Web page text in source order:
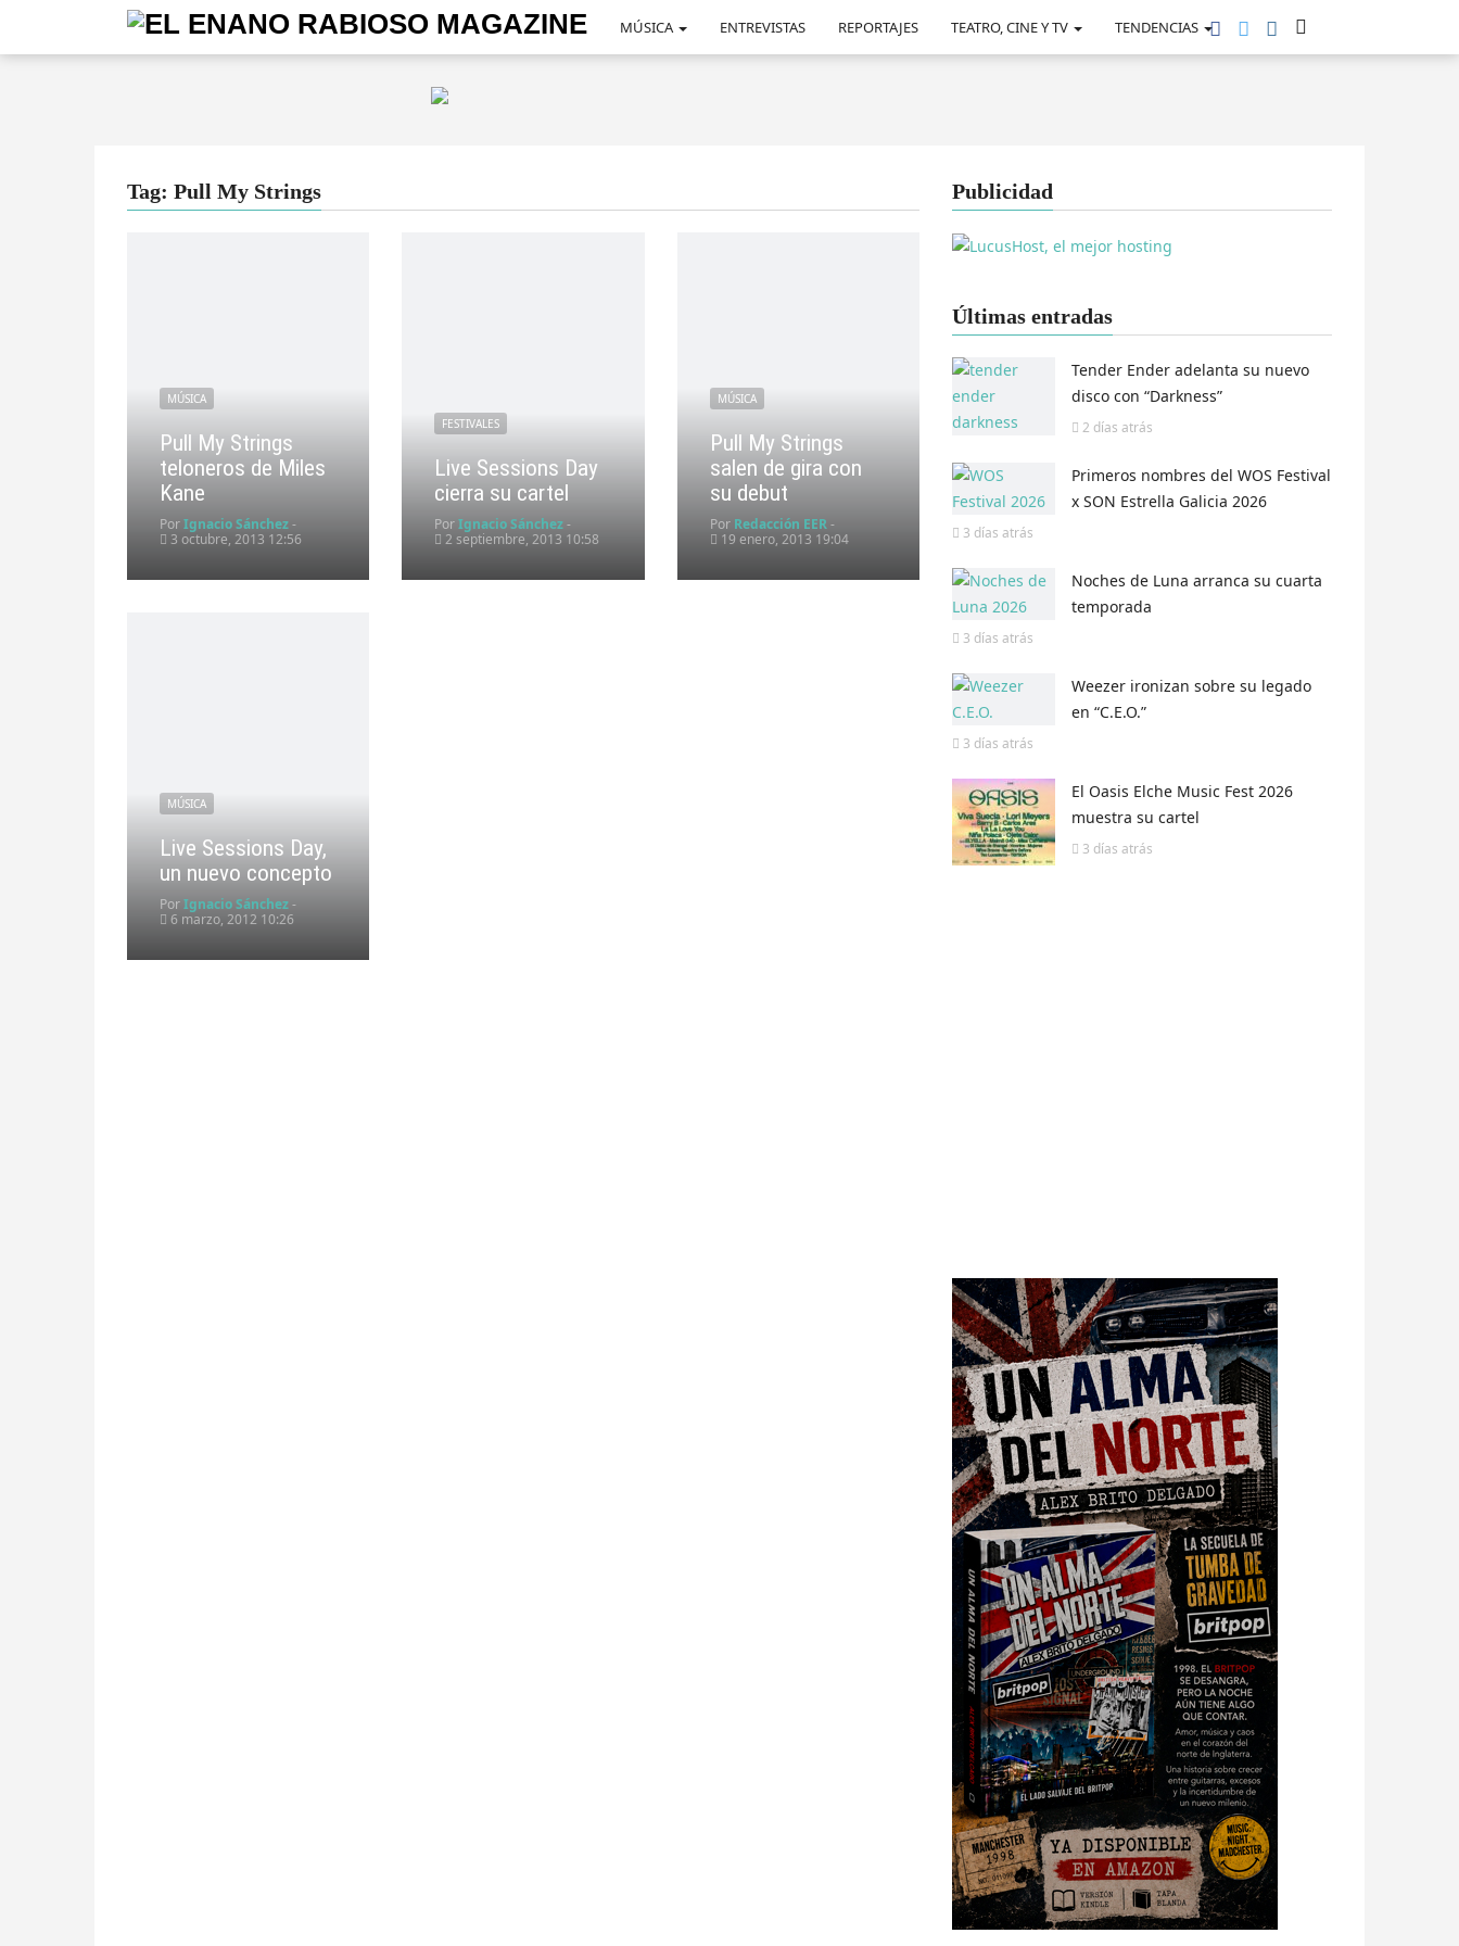
MÚSICA ENTREVISTAS REPORTAJES TEATRO, CINE Y TV TENDENCIAS
Tag: Pull My Strings
MÚSICA
Pull My Strings
teloneros de Miles
Kane
PorIgnacio Sánchez-
3 octubre, 2013 12:56
FESTIVALES
Live Sessions Day
cierra su cartel
PorIgnacio Sánchez-
2 septiembre, 2013 10:58
MÚSICA
Pull My Strings
salen de gira con
su debut
Por Redacción EER-
19 enero, 2013 19:04
MÚSICA
Live Sessions Day,
un nuevo concepto
PorIgnacio Sánchez-
6 marzo, 2012 10:26
Publicidad
Últimas entradas
Tender Ender adelanta su nuevo
disco con “Darkness”
2 días atrás
Primeros nombres del WOS Festival
x SON Estrella Galicia 2026
3 días atrás
Noches de Luna arranca su cuarta
temporada
3 días atrás
Weezer ironizan sobre su legado
en “C.E.O.”
3 días atrás
El Oasis Elche Music Fest 2026
muestra su cartel
3 días atrás